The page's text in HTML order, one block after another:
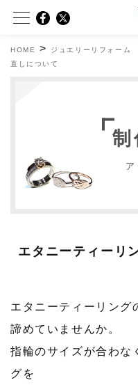
HOME > ジュエリーリフォーム
直しについて
制
エタニーティーリ
エタニーティーリング
諦めていませんか。
指輪のサイズが合わな
グを